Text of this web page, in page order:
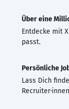
Über eine
Entdecke mit
passt.
Persönliche
Lass Dich